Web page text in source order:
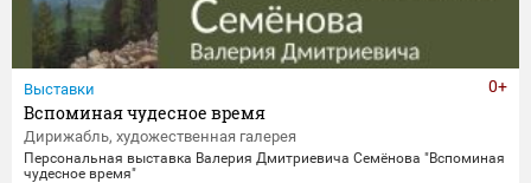
Выставки
Вспоминая чудесное время
Дирижабль, художественная галерея
Персональная выставка Валерия Дмитриевича Семёнова "Вспоминая
чудесное время"
0+